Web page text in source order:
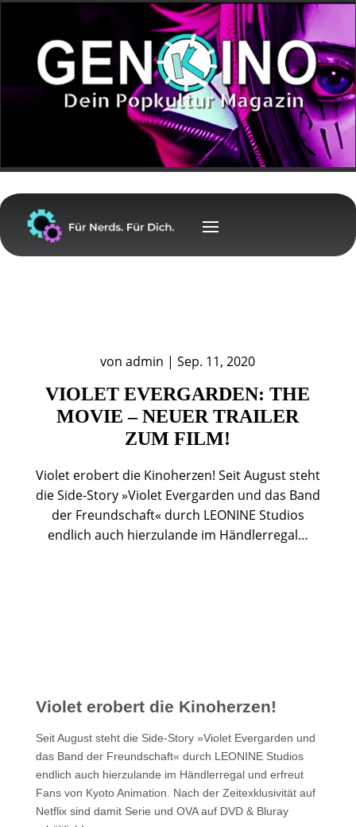
vonadmin |Sep. 11, 2020
VIOLET EVERGARDEN: THE
MOVIE – NEUER TRAILER
ZUM FILM!
Violet erobert die Kinoherzen! Seit August steht
die Side-Story »Violet Evergarden und das Band
der Freundschaft« durch LEONINE Studios
endlich auch hierzulande im Händlerregal…
Violet erobert die Kinoherzen!
Seit August steht die Side-Story »Violet Evergarden und
das Band der Freundschaft« durch LEONINE Studios
endlich auch hierzulande im Händlerregal und erfreut
Fans von Kyoto Animation. Nach der Zeitexklusivität auf
Netflix sind damit Serie und OVA auf DVD & Bluray